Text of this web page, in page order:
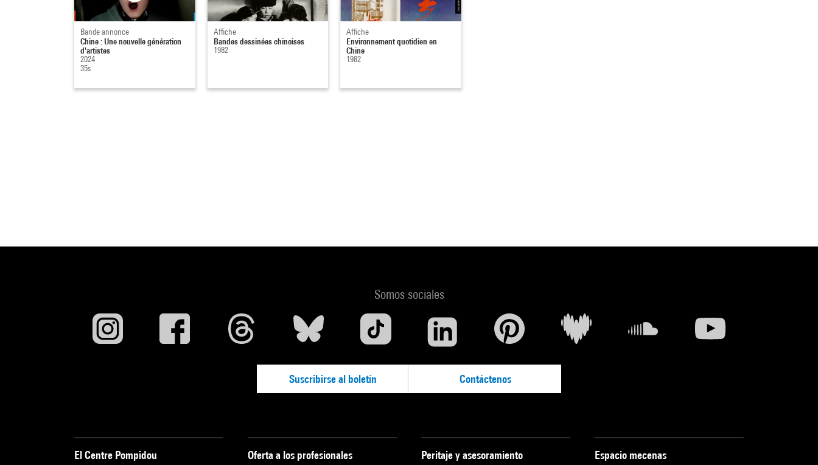
Bande annonce
Chine : Une nouvelle génération
d'artistes
2024
35s
Affiche
Bandes dessinées chinoises
1982
Affiche
Environnement quotidien en
Chine
1982
Somos sociales
Suscribirse al boletín Contáctenos
El Centre Pompidou Oferta a los profesionales Peritaje y asesoramiento Espacio mecenas